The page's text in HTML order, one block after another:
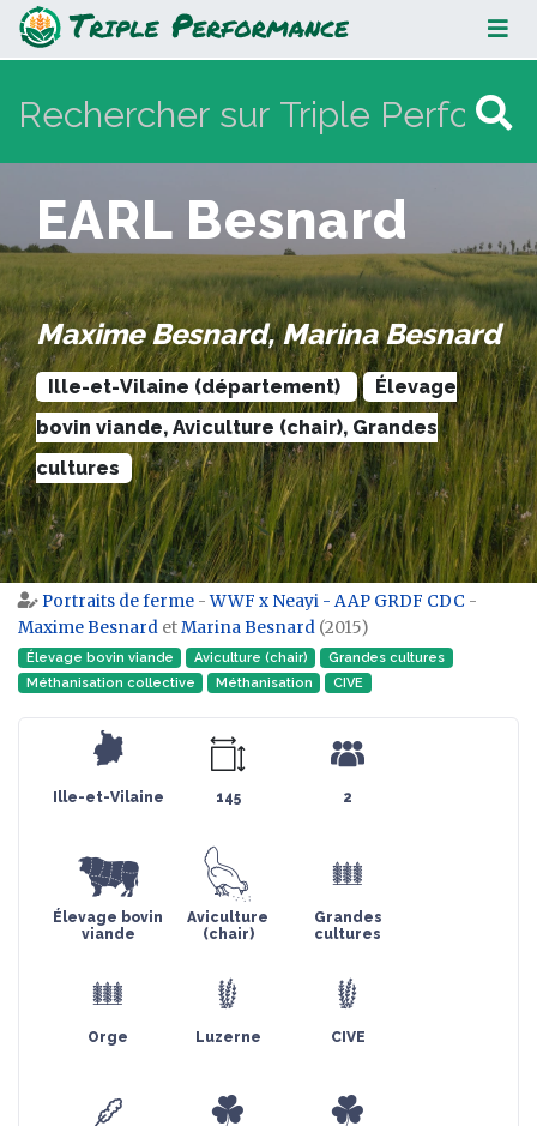
EARL Besnard
EARL Besnard
Maxime Besnard, Marina Besnard
Ille-et-Vilaine (département)
Élevage
bovin viande, Aviculture (chair), Grandes
cultures
Aller à :navigation,rechercher
Portraits de ferme -WWF x Neayi - AAP GRDF CDC -
Maxime Besnard etMarina Besnard (2015)
Élevage bovin viande Aviculture (chair)
Grandes cultures
Méthanisation collective
Méthanisation CIVE
Ille-et-Vilaine 145 2
Élevage bovin
viande
Aviculture
(chair)
Grandes
cultures
Orge Luzerne CIVE